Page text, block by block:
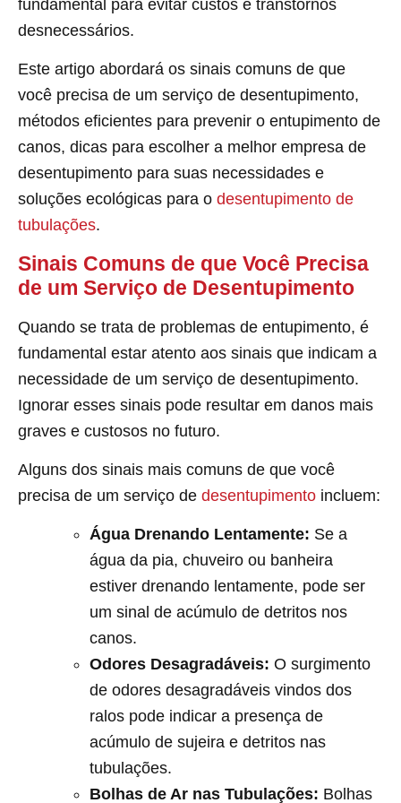
fundamental para evitar custos e transtornos
desnecessários.
Este artigo abordará os sinais comuns de que
você precisa de um serviço de desentupimento,
métodos eficientes para prevenir o entupimento de
canos, dicas para escolher a melhor empresa de
desentupimento para suas necessidades e
soluções ecológicas para o desentupimento de
tubulações.
Sinais Comuns de que Você Precisa
de um Serviço de Desentupimento
Quando se trata de problemas de entupimento, é
fundamental estar atento aos sinais que indicam a
necessidade de um serviço de desentupimento.
Ignorar esses sinais pode resultar em danos mais
graves e custosos no futuro.
Alguns dos sinais mais comuns de que você
precisa de um serviço de desentupimento incluem:
Água Drenando Lentamente: Se a
água da pia, chuveiro ou banheira
estiver drenando lentamente, pode ser
um sinal de acúmulo de detritos nos
canos.
Odores Desagradáveis: O surgimento
de odores desagradáveis vindos dos
ralos pode indicar a presença de
acúmulo de sujeira e detritos nas
tubulações.
Bolhas de Ar nas Tubulações: Bolhas